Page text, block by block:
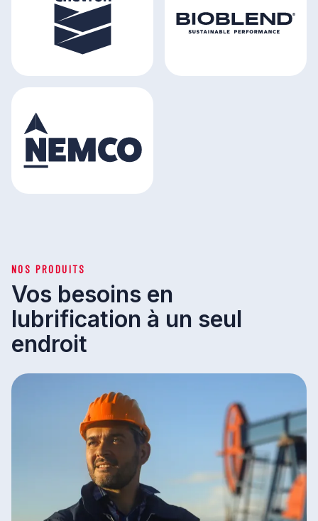
NOS PRODUITS
Vos besoins en
lubrification à un seul
endroit